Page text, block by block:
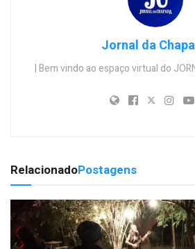
Jornal da
| Bem vindo ao espaço virtual do
RelacionadoPostagens